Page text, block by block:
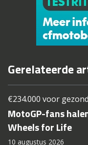
Gerelateerde
€234.000 voor
MotoGP-fans
Wheels for Life
10 augustus 2026